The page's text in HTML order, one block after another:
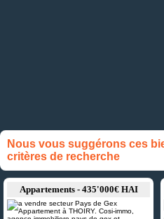
Nous vous suggérons ces
critères de recherche
Appartements - 435'000€ HAI